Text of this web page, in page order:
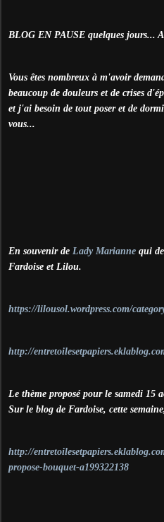
BLOG EN PAUSE quelques jours...
Vous êtes nombreux à m'avoir
beaucoup de douleurs et de crises
et j'ai besoin de tout poser et de
vous...
En souvenir de Lady Marianne qui
Fardoise et Lilou.
https://lilousol.wordpress.com/
http://
Le thème proposé pour le samedi 15
Sur le blog de Fardoise, cette
http://
propose-bouquet-a199322138